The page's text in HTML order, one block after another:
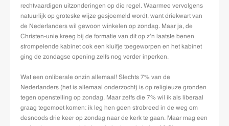
rechtvaardigen uitzonderingen op die regel. Waarmee vervolgens
natuurlijk op groteske wijze gesjoemeld wordt, want driekwart van
de Nederlanders wil gewoon winkelen op zondag. Maar ja, de
Christen-unie kreeg bij de formatie van dit op z’n laatste benen
strompelende kabinet ook een kluifje toegeworpen en het kabinet
ging de zondagse opening zelfs nog verder inperken.
Wat een onliberale onzin allemaal! Slechts 7% van de
Nederlanders (het is allemaal onderzocht) is op religieuze gronden
tegen openstelling op zondag. Maar zelfs die 7% wil ik als liberaal
graag tegemoet komen: ik leg hen geen strobreed in de weg om
desnoods drie keer op zondag naar de kerk te gaan. Maar mag een